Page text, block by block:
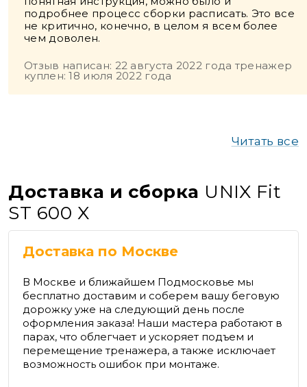
подробнее процесс сборки расписать. Это все
не критично, конечно, в целом я всем более
чем доволен.
Отзыв написан: 22 августа 2022 года тренажер
куплен: 18 июля 2022 года
Читать все
Доставка и сборка UNIX Fit
ST 600 X
Доставка по Москве
В Москве и ближайшем Подмосковье мы
бесплатно доставим и соберем вашу беговую
дорожку уже на следующий день после
оформления заказа! Наши мастера работают в
парах, что облегчает и ускоряет подъем и
перемещение тренажера, а также исключает
возможность ошибок при монтаже.